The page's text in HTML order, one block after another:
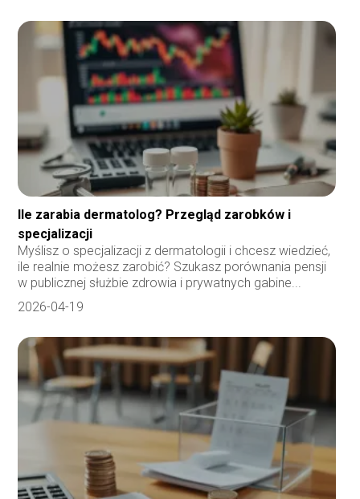
Ile zarabia dermatolog? Przegląd zarobków i
specjalizacji
Myślisz o specjalizacji z dermatologii i chcesz wiedzieć,
ile realnie możesz zarobić? Szukasz porównania pensji
w publicznej służbie zdrowia i prywatnych gabine...
2026-04-19